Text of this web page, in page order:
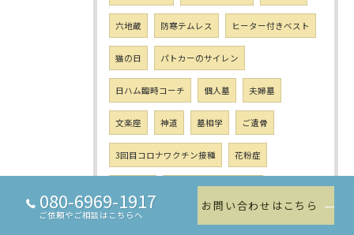
六地蔵 防寒テムレス ヒーター付きベスト
猫の日 パトカーのサイレン
日ハム臨時コーチ 個人墓 夫婦墓
文楽座 神道 墓相学 ご遺骨
3回目コロナワクチン接種 花粉症
東日本大震災から11年
東日本大震災 仮土葬
080-6969-1917
ご依頼やご相談はこちらへ
お問い合わせはこちら